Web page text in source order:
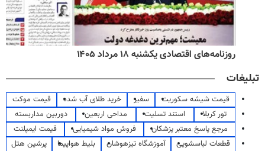
روزنامه‌های اقتصادی یکشنبه ۱۸ مرداد ۱۴۰۵
تبلیغات
قیمت شیشه سکوریت سفیر خرید طلای آب شده
قیمت موکت
تور کربلا
استند تسلیت مداحی اربعین
دوربین مداربسته
مرجع پاسخ معتبر پزشکان
فروش مواد شیمیایی
قیمت ایمپلنت
قطعات لباسشویی
آموزشگاه تیزهوشان بلیط هواپیما
پرشین هتل